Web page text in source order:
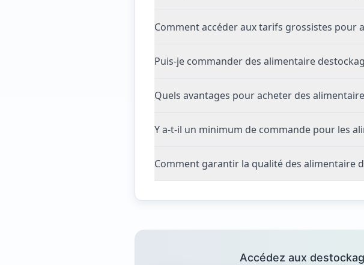
Comment accéder aux tarifs grossistes pour
Puis-je commander des alimentaire
Quels avantages pour acheter des
Y a-t-il un minimum de commande pour les
Comment garantir la qualité des alimentaire
Accédez aux